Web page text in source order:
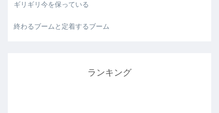
ギリギリ今を保っている
終わるブームと定着するブーム
ランキング